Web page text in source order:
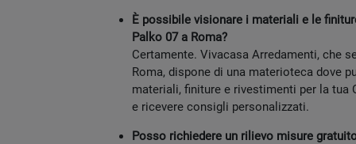
È possibile visionare i materiali e le
Palko 07 a Roma?
Certamente. Vivacasa Arredamenti, che
Roma, dispone di una materioteca dove
materiali, finiture e rivestimenti per la tua
e ricevere consigli personalizzati.
Posso richiedere un rilievo misure